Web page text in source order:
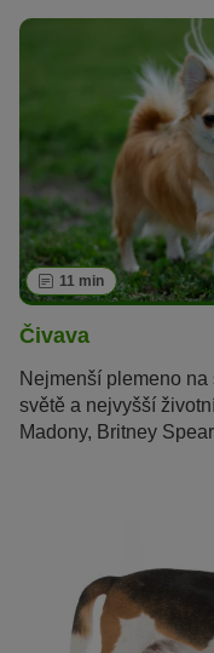
11 min
Čivava
Nejmenší plemeno
světě a nejvyšší
Madony, Britney